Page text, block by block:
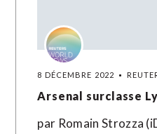
8 DÉCEMBRE 2022
Arsenal surclasse
par Romain Strozza